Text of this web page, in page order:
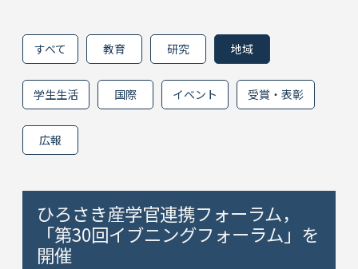
すべて 教育 研究 地域
学生生活 国際 イベント 受賞・表彰
広報
ひろさき産学官連携フォーラム，
「第30回イブニングフォーラム」を
開催